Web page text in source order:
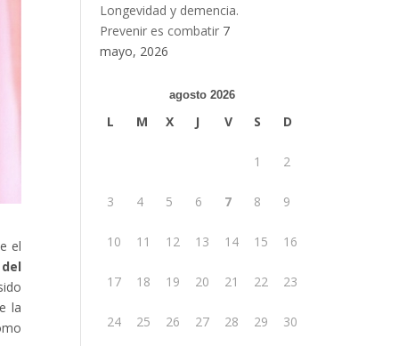
el
la
Longevidad y demencia.
Prevenir es combatir 7
mayo, 2026
agosto 2026
L M X J V S D
1 2
3 4 5 6 7 8 9
10 11 12 13 14 15 16
17 18 19 20 21 22 23
24 25 26 27 28 29 30